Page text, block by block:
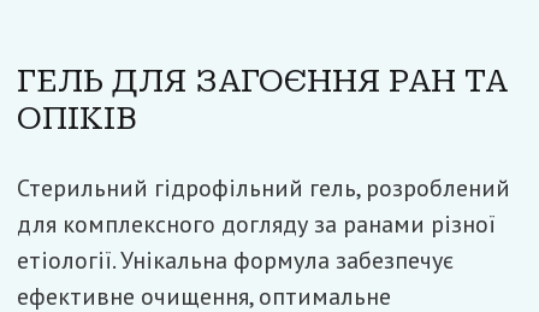
ГЕЛЬ ДЛЯ ЗАГОЄННЯ РАН ТА
ОПІКІВ
Стерильний гідрофільний гель, розроблений
для комплексного догляду за ранами різної
етіології. Унікальна формула забезпечує
ефективне очищення, оптимальне